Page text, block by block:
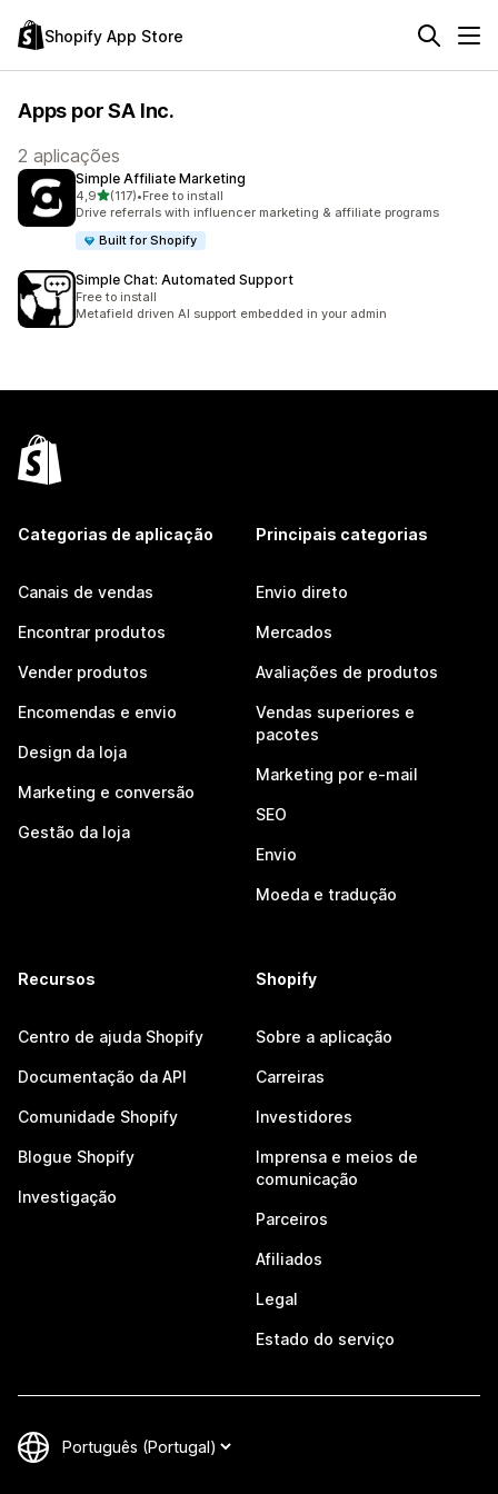
Shopify App Store
Apps por SA Inc.
2 aplicações
Simple Affiliate Marketing
4,9de 5 estrelas
(117)
117 total de avaliações
•Free to install
Drive referrals with influencer marketing & affiliate programs
Built for Shopify
Simple Chat: Automated Support
Free to install
Metafield driven AI support embedded in your admin
Categorias de aplicação
Canais de vendas
Encontrar produtos
Vender produtos
Encomendas e envio
Design da loja
Marketing e conversão
Gestão da loja
Principais categorias
Envio direto
Mercados
Avaliações de produtos
Vendas superiores e
pacotes
Marketing por e-mail
SEO
Envio
Moeda e tradução
Recursos
Centro de ajuda Shopify
Documentação da API
Comunidade Shopify
Blogue Shopify
Investigação
Shopify
Sobre a aplicação
Carreiras
Investidores
Imprensa e meios de
comunicação
Parceiros
Afiliados
Legal
Estado do serviço